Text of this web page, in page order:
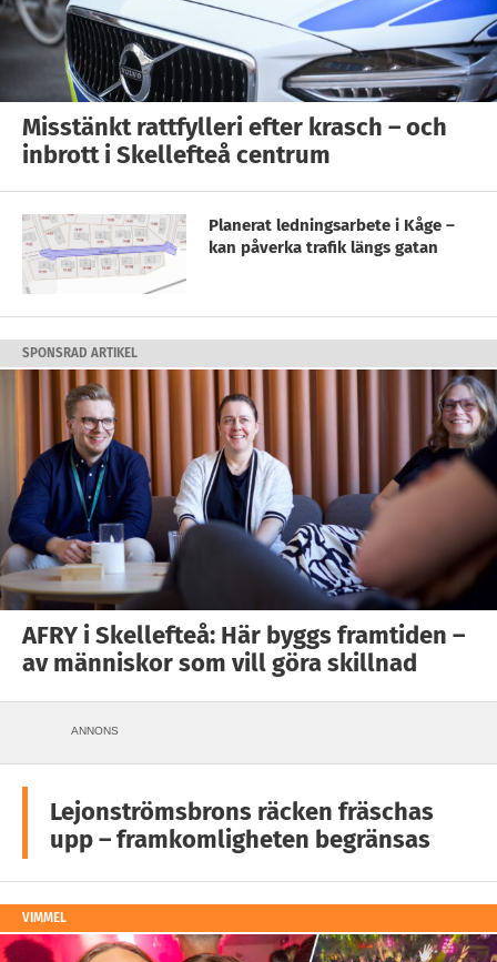
Misstänkt rattfylleri efter krasch – och
inbrott i Skellefteå centrum
Planerat ledningsarbete i Kåge –
kan påverka trafik längs gatan
SPONSRAD ARTIKEL
AFRY i Skellefteå: Här byggs framtiden –
av människor som vill göra skillnad
ANNONS
Lejonströmsbrons räcken fräschas
upp – framkomligheten begränsas
VIMMEL